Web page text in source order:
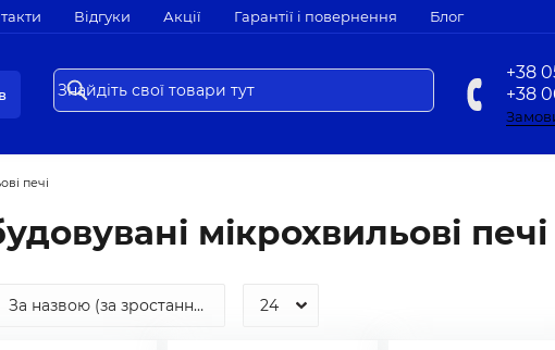
Відгуки Акції Гарантії і повернення Блог
+38
+38
печі
мікрохвильові печі